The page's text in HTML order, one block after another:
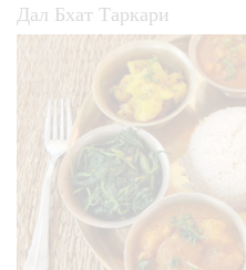
Дал Бхат Таркари